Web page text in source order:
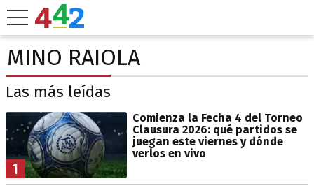
MINO RAIOLA
Las más leídas
1
Comienza la Fecha 4 del Torneo
Clausura 2026: qué partidos se
juegan este viernes y dónde
verlos en vivo